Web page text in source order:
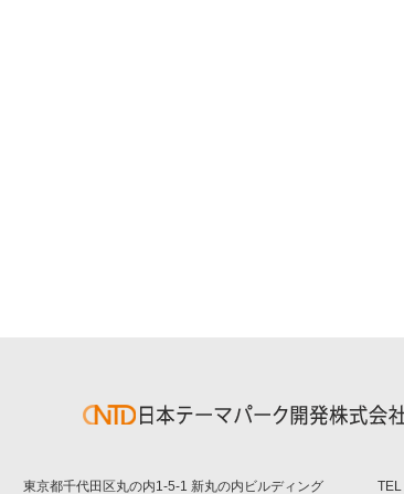
東京都千代田区丸の内1-5-1 新丸の内ビルディング TEL